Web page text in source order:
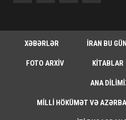
XƏBƏRLƏR İRAN BU GÜN
FOTO ARXIV KITABLAR
ANA
MILLI HÖKÜMƏT VƏ